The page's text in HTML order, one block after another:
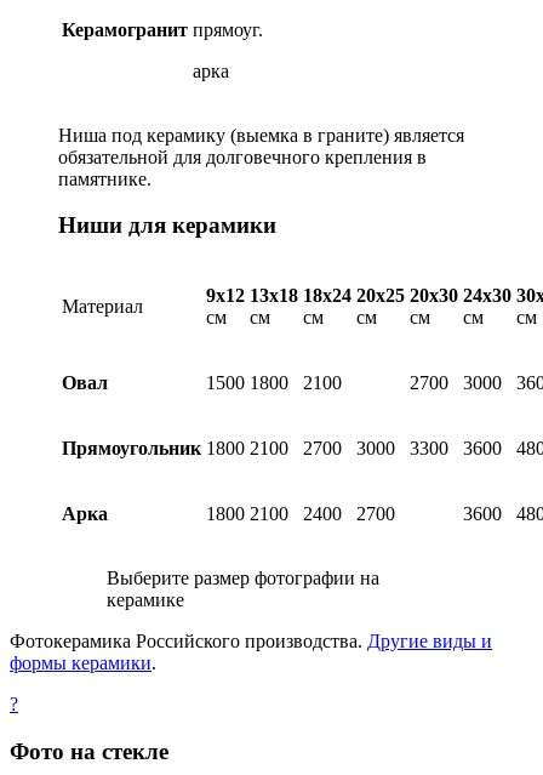
Керамогранит прямоуг.
арка
Ниша под керамику (выемка в граните) является
обязательной для долговечного крепления в
памятнике.
Ниши для керамики
Материал
9х12
см
13х18
см
18х24
см
20х25
см
20х30
см
24х30
см
см
Овал 1500 1800 2100 2700 3000
Прямоугольник 1800 2100 2700 3000 3300 3600
Арка 1800 2100 2400 2700 3600
Выберите размер фотографии на
керамике
Фотокерамика Российского производства. Другие виды и
формы керамики.
?
Фото на стекле